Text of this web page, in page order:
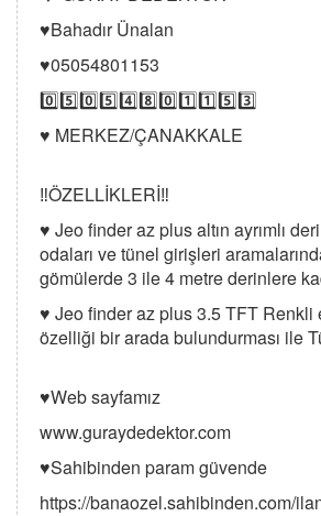
♥️Bahadır Ünalan
♥️05054801153
0️⃣5️⃣0️⃣5️⃣4️⃣8️⃣0️⃣1️⃣1️⃣5️⃣3️⃣
♥️ MERKEZ/ÇANAKKALE
‼️ÖZELLİKLERİ‼️
♥️ Jeo finder az plus altın ayrımlı
odaları ve tünel girişleri
gömülerde 3 ile 4 metre derinlere
♥️ Jeo finder az plus 3.5 TFT Renkli
özelliği bir arada bulundurması ile
♥️Web sayfamız
www.guraydedektor.com
♥️Sahibinden param güvende
https://banaozel.sahibinden.com/